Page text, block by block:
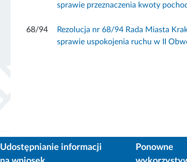
sprawie przeznaczenia kwoty
68/94
Rezolucja nr 68/94 Rada Miasta
sprawie uspokojenia ruchu w II
Udostępnianie informacji
Ponowne